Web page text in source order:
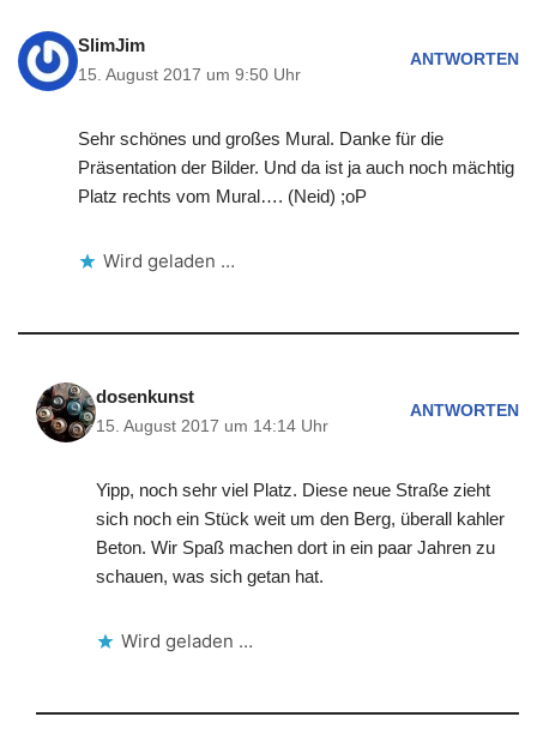
SlimJim
15. August 2017 um 9:50 Uhr
ANTWORTEN
Sehr schönes und großes Mural. Danke für die
Präsentation der Bilder. Und da ist ja auch noch mächtig
Platz rechts vom Mural…. (Neid) ;oP
Wird geladen …
dosenkunst
15. August 2017 um 14:14 Uhr
ANTWORTEN
Yipp, noch sehr viel Platz. Diese neue Straße zieht
sich noch ein Stück weit um den Berg, überall kahler
Beton. Wir Spaß machen dort in ein paar Jahren zu
schauen, was sich getan hat.
Wird geladen …